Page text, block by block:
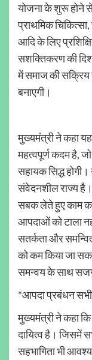
योजना के शुरू होने
प्राथमिक चिकित्सा,
आदि के लिए
सशक्तिकरण की
में समाज की सक्रिय
बनाएगी।
मुख्यमंत्री ने कहा
महत्वपूर्ण कदम है,
सहायक सिद्ध
संवेदनशील राज्य
सबक लेते हुए काम
आपदाओं को टाला
सतर्कता और
को कम किया जा
समन्वय के साथ
*आपदा प्रबंधन सभी
मुख्यमंत्री ने कहा
दायित्व है। जिसमें
सहभागिता भी